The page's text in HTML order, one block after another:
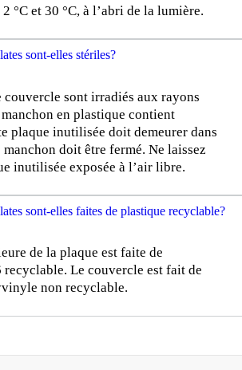
°C et 30 °C, à l’abri de la lumière.
sont-elles stériles?
couvercle sont irradiés aux rayons
manchon en plastique contient
plaque inutilisée doit demeurer dans
doit être fermé. Ne laissez
inutilisée exposée à l’air libre.
sont-elles faites de plastique recyclable?
de la plaque est faite de
recyclable. Le couvercle est fait de
non recyclable.